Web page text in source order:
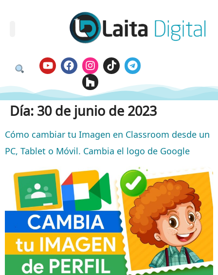
Día: 30 de junio de 2023
Cómo cambiar tu Imagen en Classroom desde un
PC, Tablet o Móvil. Cambia el logo de Google